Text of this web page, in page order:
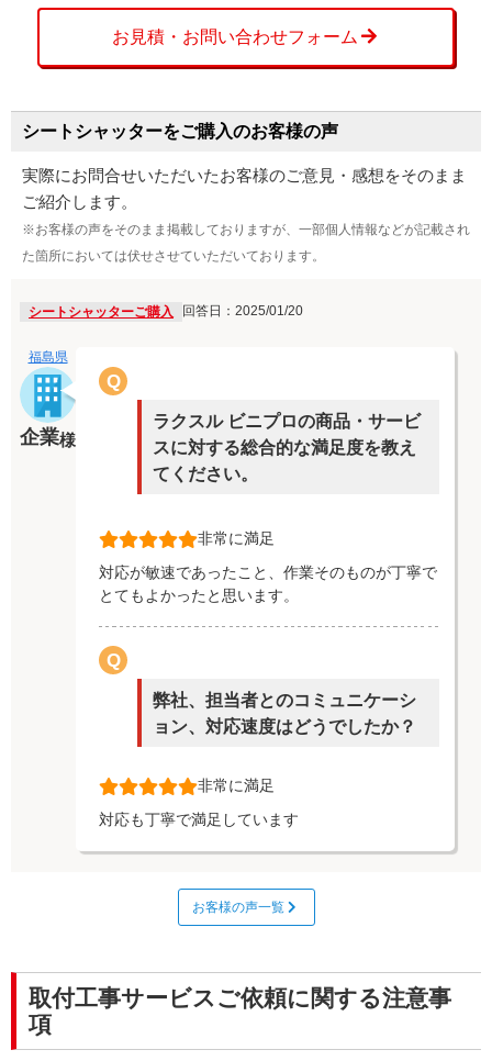
お見積・お問い合わせフォーム
シートシャッターをご購入のお客様の声
実際にお問合せいただいたお客様のご意見・感想をそのまま
ご紹介します。
※お客様の声をそのまま掲載しておりますが、一部個人情報などが記載され
た箇所においては伏せさせていただいております。
シートシャッターご購入 回答日：2025/01/20
福島県
企業様
Q
ラクスル ビニプロの商品・サービ
スに対する総合的な満足度を教え
てください。
非常に満足
対応が敏速であったこと、作業そのものが丁寧で
とてもよかったと思います。
Q
弊社、担当者とのコミュニケーシ
ョン、対応速度はどうでしたか？
非常に満足
対応も丁寧で満足しています
回答日：2024/10/28
企業
Q
スに対する総合的な満足度を教え
お客様の声一覧
取付工事サービスご依頼に関する注意事
項